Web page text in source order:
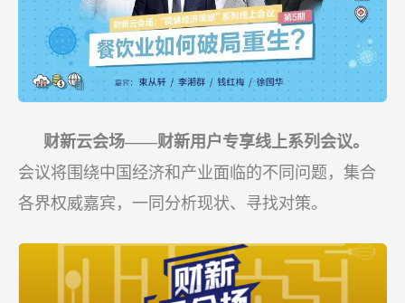
财新云会场——财新用户专享线上系列会议。
会议将围绕中国经济和产业面临的不同问题，集合
各界权威嘉宾，一同分析现状、寻找对策。